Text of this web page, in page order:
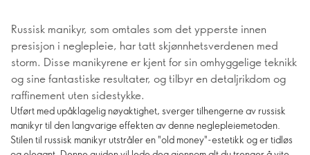
Russisk manikyr, som omtales som det ypperste innen
presisjon i neglepleie, har tatt skjønnhetsverdenen med
storm. Disse manikyrene er kjent for sin omhyggelige teknikk
og sine fantastiske resultater, og tilbyr en detaljrikdom og
raffinement uten sidestykke.
Utført med upåklagelig nøyaktighet, sverger tilhengerne av russisk
manikyr til den langvarige effekten av denne neglepleiemetoden.
Stilen til russisk manikyr utstråler en "old money"-estetikk og er tidløs